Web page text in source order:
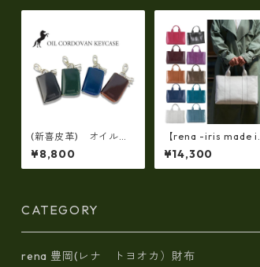
(新喜皮革) オイルコ
ードバン製 スマート
キーミニケース 日本
製 tt-0424
¥8,800
【rena -iris made in
japan】【日本製】軽
量☆牛革製品・ヌメ革
製(艶光沢調）・手提
¥14,300
CATEGORY
rena 豊岡(レナ トヨオカ）財布